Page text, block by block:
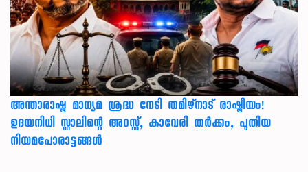
അന്താരാഷ്ട്ര മാധ്യമ ശ്രദ്ധ നേടി തമിഴ്‌നാട് രാഷ്ട്രീയം!
ഉദയനിധി സ്റ്റാലിന്റെ അറസ്റ്റ്, കാവേരി തർക്കം, പുതിയ
നിയമപോരാട്ടങ്ങൾ